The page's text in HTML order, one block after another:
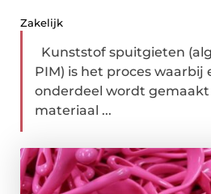
Zakelijk
Kunststof spuitgieten
PIM) is het proces waarbij
onderdeel wordt gemaakt
materiaal ...